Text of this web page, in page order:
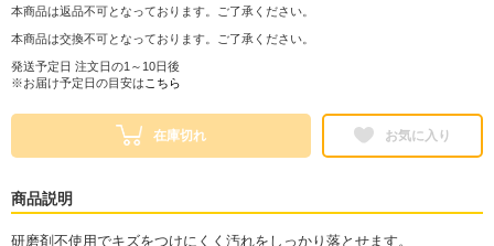
本商品は返品不可となっております。ご了承ください。
本商品は交換不可となっております。ご了承ください。
発送予定日 注文日の1～10日後
※お届け予定日の目安は こちら
在庫切れ お気に入り
商品説明
研磨剤不使用でキズをつけにくく汚れをしっかり落とせます。